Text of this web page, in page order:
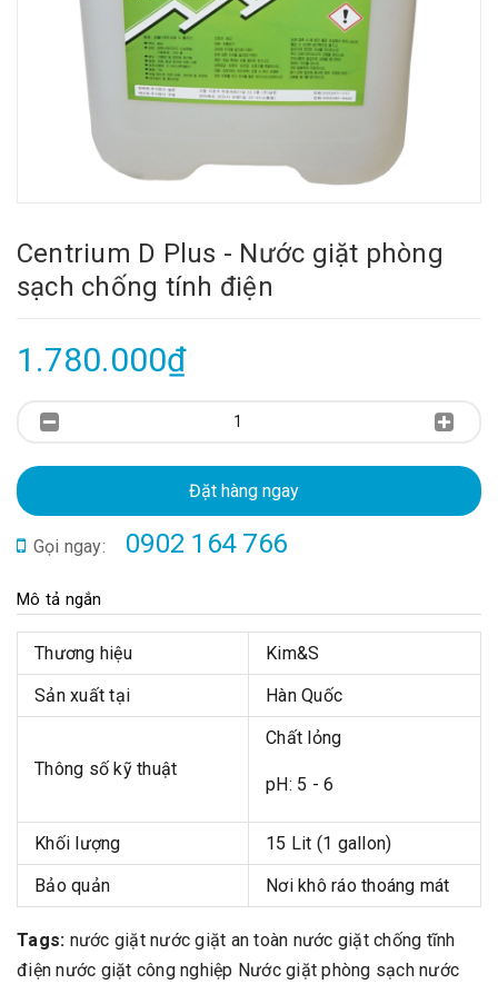
Centrium D Plus - Nước giặt phòng
sạch chống tính điện
1.780.000₫
Đặt hàng ngay
Gọi ngay: 0902 164 766
Mô tả ngắn
Thương hiệu
Kim&S
Sản xuất tại
Hàn Quốc
Thông số kỹ thuật
Chất lỏng
pH: 5 - 6
Khối lượng
15 Lit (1 gallon)
Bảo quản
Nơi khô ráo thoáng mát
Tags: nước giặt nước giặt an toàn nước giặt chống tĩnh
điện nước giặt công nghiệp Nước giặt phòng sạch nước